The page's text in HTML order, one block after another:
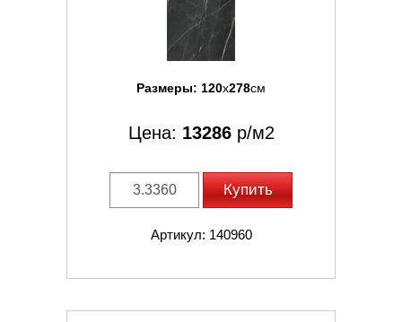
Размеры: 120x278см
Цена: 13286р/м2
Купить
Артикул: 140960